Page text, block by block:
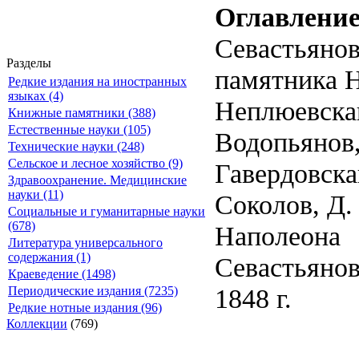
Разделы
Редкие издания на иностранных
языках (4)
Книжные памятники (388)
Естественные науки (105)
Технические науки (248)
Сельское и лесное хозяйство (9)
Здравоохранение. Медицинские
науки (11)
Социальные и гуманитарные науки
(678)
Литература универсального
содержания (1)
Краеведение (1498)
Периодические издания (7235)
Редкие нотные издания (96)
Коллекции (769)
памятника
Соколов, Д.
Наполеона
1848 г.